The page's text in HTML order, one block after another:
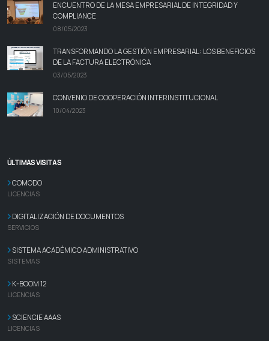
ENCUENTRO DE LA MESA EMPRESARIAL DE INTEGRIDAD Y
COMPLIANCE
08/05/2023
TRANSFORMANDO LA GESTIÓN EMPRESARIAL: LOS BENEFICIOS
DE LA FACTURA ELECTRÓNICA
03/05/2023
CONVENIO DE COOPERACIÓN INTERINSTITUCIONAL
10/04/2023
ÚLTIMAS VISITAS
COMODO
LICENCIAS
DIGITALIZACIÓN DE DOCUMENTOS
SERVICIOS
SISTEMA ACADÉMICO ADMINISTRATIVO
SISTEMAS
K-BOOM 12
LICENCIAS
SCIENCIE AAAS
LICENCIAS